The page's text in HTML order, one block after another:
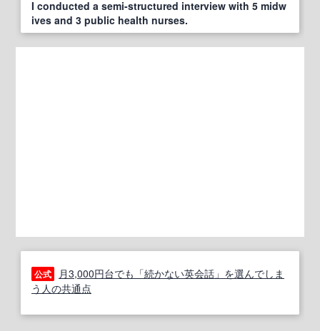
I conducted a semi-structured interview with 5 midw
ives and 3 public health nurses.
公式
月3,000円台でも「続かない英会話」を選んでしま
う人の共通点